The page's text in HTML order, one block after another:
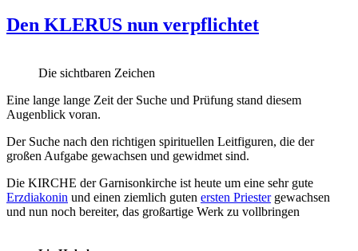
Den KLERUS nun verpflichtet
Die sichtbaren Zeichen
Eine lange lange Zeit der Suche und Prüfung stand diesem
Augenblick voran.
Der Suche nach den richtigen spirituellen Leitfiguren, die der
großen Aufgabe gewachsen und gewidmet sind.
Die KIRCHE der Garnisonkirche ist heute um eine sehr gute
Erzdiakonin und einen ziemlich guten ersten Priestergewachsen
und nun noch bereiter, das großartige Werk zu vollbringen